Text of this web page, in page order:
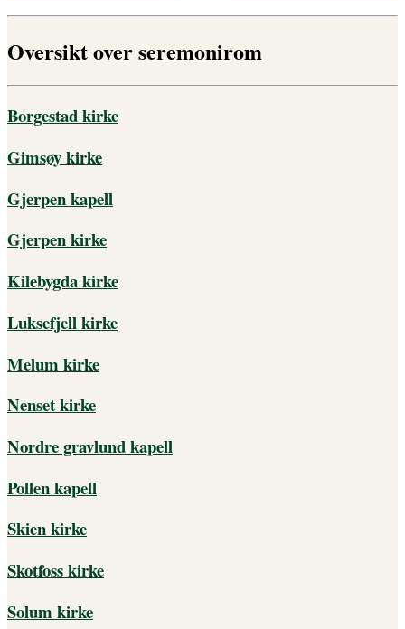
Oversikt over seremonirom
Borgestad kirke
Gimsøy kirke
Gjerpen kapell
Gjerpen kirke
Kilebygda kirke
Luksefjell kirke
Melum kirke
Nenset kirke
Nordre gravlund kapell
Pollen kapell
Skien kirke
Skotfoss kirke
Solum kirke